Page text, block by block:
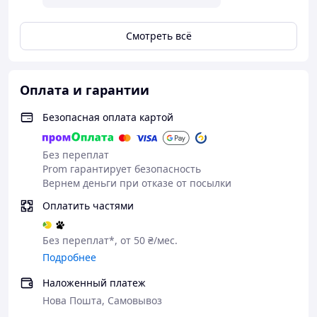
Общая выходная мощность:
Источники воспроизведения:
Функция Hands-Free:Встроенный микрофон
Входное напряжение:
12-24 В
Смотреть всё
Оплата и гарантии
Безопасная оплата картой
Без переплат
Prom гарантирует безопасность
Вернем деньги при отказе от посылки
Оплатить частями
Без переплат*, от 50 ₴/мес.
Подробнее
Наложенный платеж
Нова Пошта, Самовывоз